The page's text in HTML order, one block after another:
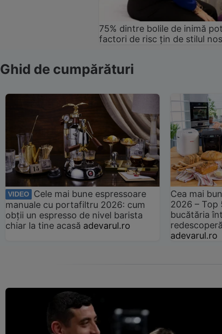
75% dintre bolile de inimă
factori de risc țin de stilul
Ghid de cumpărături
VIDEO
Cele mai bune espressoare
manuale cu portafiltru 2026: cum
obții un espresso de nivel barista
chiar la tine acasă adevarul.ro
Cea mai
2026 –
bucătăria
adevarul.ro